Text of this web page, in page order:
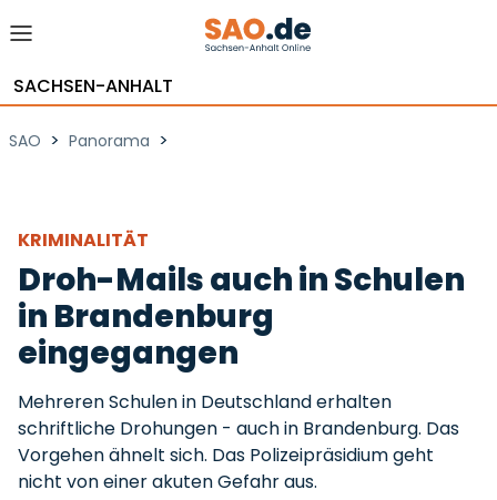
SACHSEN-ANHALT
SAO > Panorama >
KRIMINALITÄT
Droh-Mails auch in Schulen
in Brandenburg
eingegangen
Mehreren Schulen in Deutschland erhalten
schriftliche Drohungen - auch in Brandenburg. Das
Vorgehen ähnelt sich. Das Polizeipräsidium geht
nicht von einer akuten Gefahr aus.